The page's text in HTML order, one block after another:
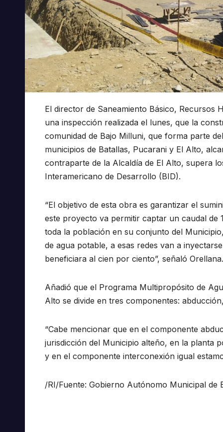
El director de Saneamiento Básico,
una inspección realizada el lunes, que la
comunidad de Bajo Milluni, que forma parte
municipios de Batallas, Pucarani y El Alto,
contraparte de la Alcaldía de El Alto, supera
Interamericano de Desarrollo (BID).
“El objetivo de esta obra es garantizar el
este proyecto va permitir captar un caudal
toda la población en su conjunto del
de agua potable, a esas redes van a
beneficiara al cien por ciento”, señaló Orellana.
Añadió que el Programa Multipropósito de
Alto se divide en tres componentes:
“Cabe mencionar que en el componente
jurisdicción del Municipio alteño, en la planta
y en el componente interconexión igual
/RI/Fuente: Gobierno Autónomo Municipal de